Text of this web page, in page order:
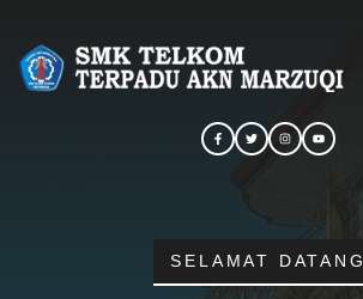
SELAMAT DATANG